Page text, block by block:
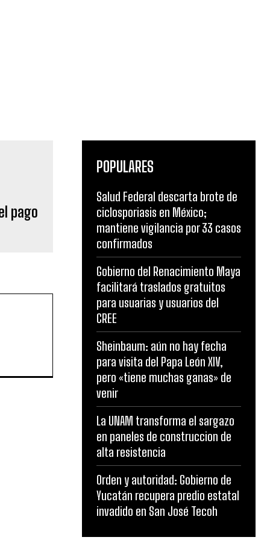
pago
POPULARES
Salud Federal descarta brote de
ciclosporiasis en México;
mantiene vigilancia por 33 casos
confirmados
Gobierno del Renacimiento Maya
facilitará traslados gratuitos
para usuarias y usuarios del
CREE
Sheinbaum: aún no hay fecha
para visita del Papa León XIV,
pero «tiene muchas ganas» de
venir
La UNAM transforma el sargazo
en paneles de construccion de
alta resistencia
Orden y autoridad: Gobierno de
Yucatán recupera predio estatal
invadido en San José Tecoh